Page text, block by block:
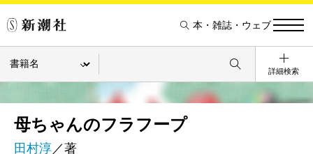
本・雑誌・ウェブ
詳細検索
母ちゃんのフラフープ
田村淳／著